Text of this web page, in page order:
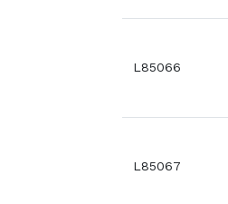
L85066
L85067